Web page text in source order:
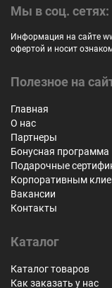
Мы в соц. сетях:
Информация на сайте
офертой и носит
Полезное на
Главная
О нас
Партнеры
Бонусная программа
Подарочные
Корпоративным
Вакансии
Контакты
Каталог
Каталог товаров
Как заказать у нас